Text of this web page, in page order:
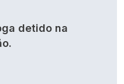
detido na